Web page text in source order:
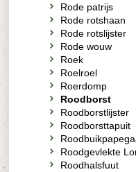
Rode patrijs
Rode rotshaan
Rode rotslijster
Rode wouw
Roek
Roelroel
Roerdomp
Roodborst
Roodborstlijster
Roodborsttapuit
Roodgevlekte
Roodhalsfuut